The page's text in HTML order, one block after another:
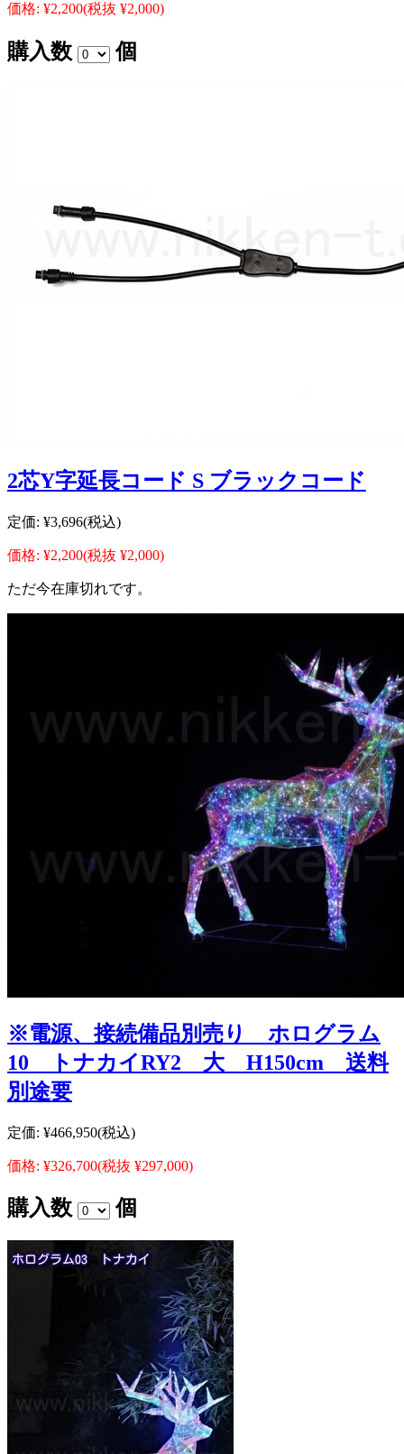
価格: ¥2,200(税抜 ¥2,000)
購入数 個
2芯Y字延長コード S ブラックコード
定価: ¥3,696(税込)
価格: ¥2,200(税抜 ¥2,000)
ただ今在庫切れです。
※電源、接続備品別売り ホログラム
10 トナカイRY2 大 H150cm 送料
別途要
定価: ¥466,950(税込)
価格: ¥326,700(税抜 ¥297,000)
購入数 個